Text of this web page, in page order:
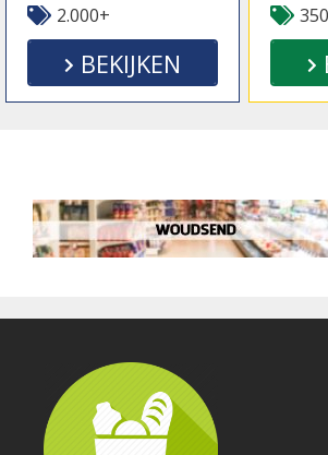
2.000+
BEKIJKEN